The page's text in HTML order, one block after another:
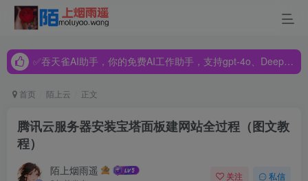
✅吞天雀AI助手，你的免费AI工作助手，支持gpt-4o、DeepSeek、Claude🔥🔥🔥🔥
✅吞天雀AI助手，你的免费AI工作助手，支持gpt-4o、DeepSeek、Claude🔥🔥🔥🔥
首页 陌上云 正文
腾讯云服务器安装宝塔面板建网站全过程（图文教
程）
陌上烟雨遥 关注 私信